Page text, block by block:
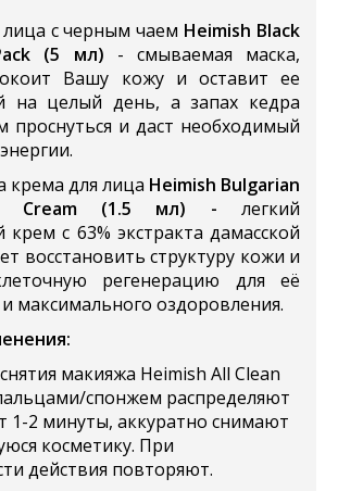
с черным чаем Heimish Black
(5 мл) - смываемая маска,
Вашу кожу и оставит ее
на целый день, а запах кедра
проснуться и даст необходимый
крема для лица Heimish Bulgarian
Cream (1.5 мл) - легкий
крем с 63% экстракта дамасской
восстановить структуру кожи и
регенерацию для её
максимального оздоровления.
макияжа Heimish All Clean
спонжем распределяют
1-2 минуты, аккуратно снимают
косметику. При
действия повторяют.